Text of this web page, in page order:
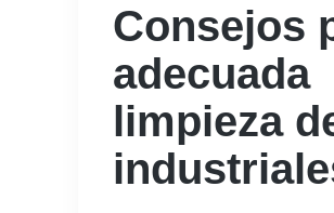
Consejos
adecuada
limpieza